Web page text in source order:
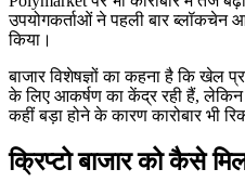
उपयोगकर्ताओं ने पहली बार ब्लॉकचेन
किया।
बाजार विशेषज्ञों का कहना है कि खेल
के लिए आकर्षण का केंद्र रही हैं,
कहीं बड़ा होने के कारण कारोबार भी
क्रिप्टो बाजार को कैसे